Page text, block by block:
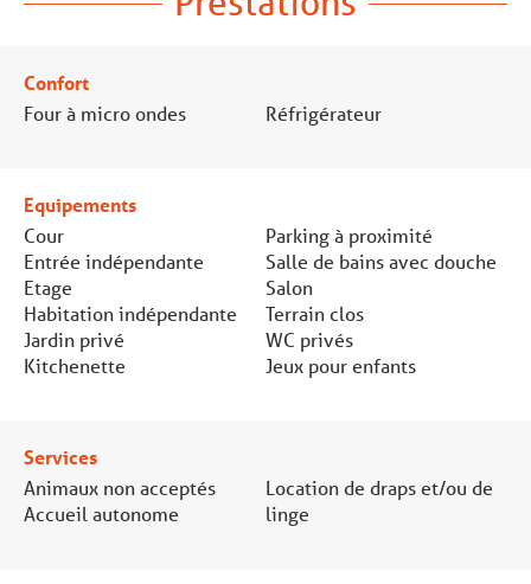
Confort
Four à micro ondes
Réfrigérateur
Equipements
Cour
Entrée indépendante
Etage
Habitation indépendante
Jardin privé
Kitchenette
Parking à proximité
Salle de bains avec douche
Salon
Terrain clos
WC privés
Jeux pour enfants
Services
Animaux non acceptés
Accueil autonome
Location de draps et/ou de
linge